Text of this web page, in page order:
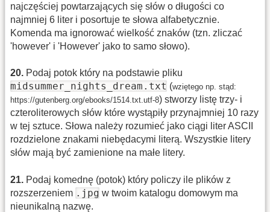
najczęściej powtarzających się słów o długości co
najmniej 6 liter i posortuje te słowa alfabetycznie.
Komenda ma ignorować wielkość znaków (tzn. zliczać
'however' i 'However' jako to samo słowo).
20. Podaj potok który na podstawie pliku
midsummer_nights_dream.txt (wziętego np. stąd:
https://gutenberg.org/ebooks/1514.txt.utf-8) stworzy listę trzy- i
czteroliterowych słów które wystąpiły przynajmniej 10 razy
w tej sztuce. Słowa należy rozumieć jako ciągi liter ASCII
rozdzielone znakami niebędacymi literą. Wszystkie litery
słów mają być zamienione na małe litery.
21. Podaj komednę (potok) który policzy ile plików z
rozszerzeniem .jpg w twoim katalogu domowym ma
nieunikalną nazwę.